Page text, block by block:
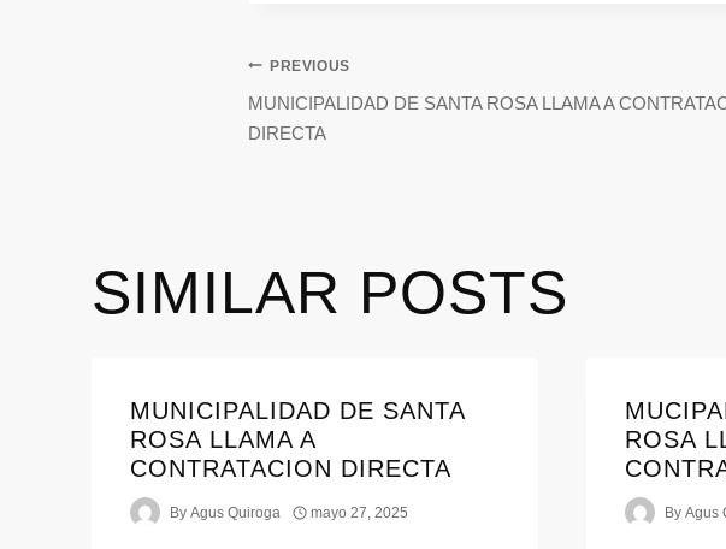
PREVIOUS
MUNICIPALIDAD DE SANTA ROSA LLAMA A
DIRECTA
SIMILAR POSTS
MUNICIPALIDAD DE SANTA
ROSA LLAMA A
CONTRATACION DIRECTA
By Agus Quiroga mayo 27, 2025
ROSA
By Agus